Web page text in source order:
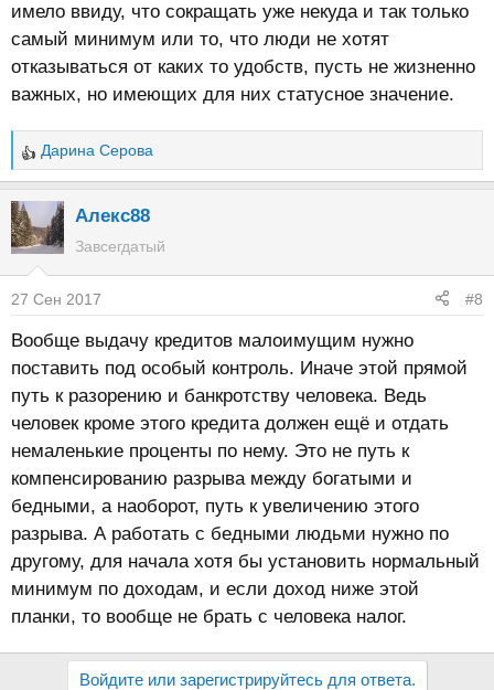
имело ввиду, что сокращать уже некуда и так только
самый минимум или то, что люди не хотят
отказываться от каких то удобств, пусть не жизненно
важных, но имеющих для них статусное значение.
Р
е
а
к
ц
и
и
:
Дарина Серова
Алекс88
Завсегдатый
27 Сен 2017 #8
Вообще выдачу кредитов малоимущим нужно
поставить под особый контроль. Иначе этой прямой
путь к разорению и банкротству человека. Ведь
человек кроме этого кредита должен ещё и отдать
немаленькие проценты по нему. Это не путь к
компенсированию разрыва между богатыми и
бедными, а наоборот, путь к увеличению этого
разрыва. А работать с бедными людьми нужно по
другому, для начала хотя бы установить нормальный
минимум по доходам, и если доход ниже этой
планки, то вообще не брать с человека налог.
Войдите или зарегистрируйтесь для ответа.